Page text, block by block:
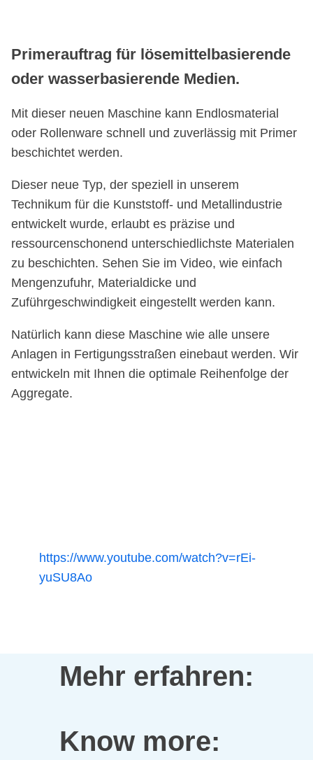
Primerauftrag für lösemittelbasierende
oder wasserbasierende Medien.
Mit dieser neuen Maschine kann Endlosmaterial
oder Rollenware schnell und zuverlässig mit Primer
beschichtet werden.
Dieser neue Typ, der speziell in unserem
Technikum für die Kunststoff- und Metallindustrie
entwickelt wurde, erlaubt es präzise und
ressourcenschonend unterschiedlichste Materialen
zu beschichten. Sehen Sie im Video, wie einfach
Mengenzufuhr, Materialdicke und
Zuführgeschwindigkeit eingestellt werden kann.
Natürlich kann diese Maschine wie alle unsere
Anlagen in Fertigungsstraßen einebaut werden. Wir
entwickeln mit Ihnen die optimale Reihenfolge der
Aggregate.
https://www.youtube.com/watch?v=rEi-
yuSU8Ao
Mehr erfahren:
Know more: